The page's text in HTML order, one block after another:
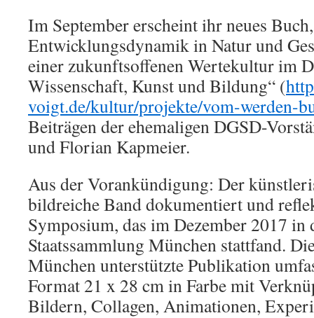
Im September erscheint ihr neues
Entwicklungsdynamik in Natur und
einer zukunftsoffenen Wertekultur im
Wissenschaft, Kunst und Bildung“ (
voigt.de/kultur/projekte/vom-werden-
Beiträgen der ehemaligen DGSD-
und Florian Kapmeier.
Aus der Vorankündigung: Der
bildreiche Band dokumentiert und
Symposium, das im Dezember 2017 in
Staatssammlung München stattfand.
München unterstützte Publikation
Format 21 x 28 cm in Farbe mit
Bildern, Collagen, Animationen,